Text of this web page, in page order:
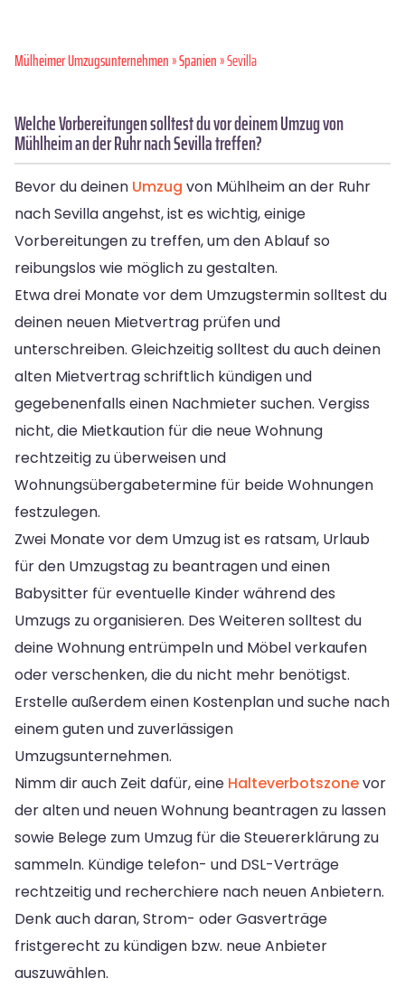
Mülheimer Umzugsunternehmen»Spanien» Sevilla
Welche Vorbereitungen solltest du vor deinem Umzug von
Mühlheim an der Ruhr nach Sevilla treffen?
Bevor du deinen Umzug von Mühlheim an der Ruhr
nach Sevilla angehst, ist es wichtig, einige
Vorbereitungen zu treffen, um den Ablauf so
reibungslos wie möglich zu gestalten.
Etwa drei Monate vor dem Umzugstermin solltest du
deinen neuen Mietvertrag prüfen und
unterschreiben. Gleichzeitig solltest du auch deinen
alten Mietvertrag schriftlich kündigen und
gegebenenfalls einen Nachmieter suchen. Vergiss
nicht, die Mietkaution für die neue Wohnung
rechtzeitig zu überweisen und
Wohnungsübergabetermine für beide Wohnungen
festzulegen.
Zwei Monate vor dem Umzug ist es ratsam, Urlaub
für den Umzugstag zu beantragen und einen
Babysitter für eventuelle Kinder während des
Umzugs zu organisieren. Des Weiteren solltest du
deine Wohnung entrümpeln und Möbel verkaufen
oder verschenken, die du nicht mehr benötigst.
Erstelle außerdem einen Kostenplan und suche nach
einem guten und zuverlässigen
Umzugsunternehmen.
Nimm dir auch Zeit dafür, eine Halteverbotszonevor
der alten und neuen Wohnung beantragen zu lassen
sowie Belege zum Umzug für die Steuererklärung zu
sammeln. Kündige telefon- und DSL-Verträge
rechtzeitig und recherchiere nach neuen Anbietern.
Denk auch daran, Strom- oder Gasverträge
fristgerecht zu kündigen bzw. neue Anbieter
auszuwählen.